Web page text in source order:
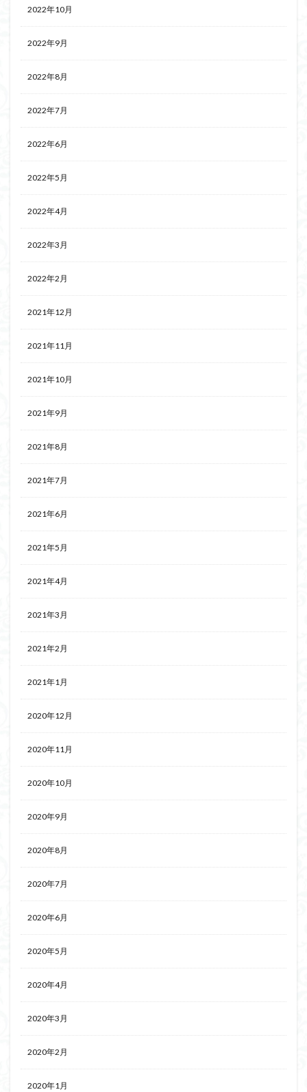
2022年10月
2022年9月
2022年8月
2022年7月
2022年6月
2022年5月
2022年4月
2022年3月
2022年2月
2021年12月
2021年11月
2021年10月
2021年9月
2021年8月
2021年7月
2021年6月
2021年5月
2021年4月
2021年3月
2021年2月
2021年1月
2020年12月
2020年11月
2020年10月
2020年9月
2020年8月
2020年7月
2020年6月
2020年5月
2020年4月
2020年3月
2020年2月
2020年1月